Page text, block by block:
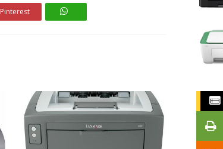
Pinterest